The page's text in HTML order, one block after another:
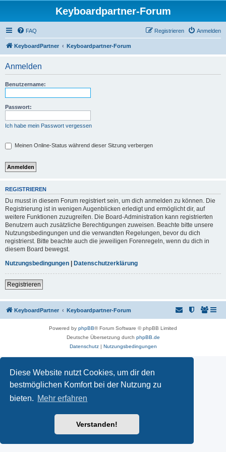
Diese Website nutzt Cookies, um dir den
bestmöglichen Komfort bei der Nutzung zu
bieten. Mehr erfahren
Verstanden!
Keyboardpartner-Forum
FAQ Anmelden
Registrieren
KeyboardPartner Keyboardpartner-Forum
Anmelden
Benutzername:
Passwort:
Ich habe mein Passwort vergessen
Meinen Online-Status während dieser Sitzung verbergen
REGISTRIEREN
Du musst in diesem Forum registriert sein, um dich anmelden zu können. Die
Registrierung ist in wenigen Augenblicken erledigt und ermöglicht dir, auf
weitere Funktionen zuzugreifen. Die Board-Administration kann registrierten
Benutzern auch zusätzliche Berechtigungen zuweisen. Beachte bitte unsere
Nutzungsbedingungen und die verwandten Regelungen, bevor du dich
registrierst. Bitte beachte auch die jeweiligen Forenregeln, wenn du dich in
diesem Board bewegst.
Nutzungsbedingungen
Datenschutzerklärung
Registrieren
KeyboardPartner Keyboardpartner-Forum
Powered by phpBB® Forum Software © phpBB Limited
Deutsche Übersetzung durch phpBB.de
Datenschutz| Nutzungsbedingungen